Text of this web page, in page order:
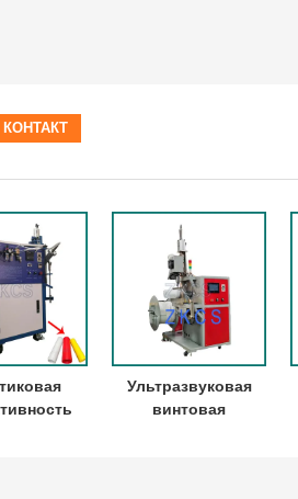
Ультразвуковая
винтовая